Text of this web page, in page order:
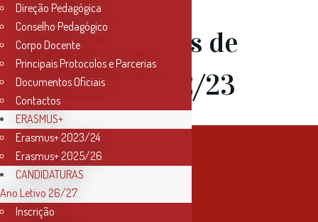
13 Out
Aulas de
Canto 2022/23
Direção Pedagógica
Conselho Pedagógico
Corpo Docente
Principais Protocolos e Parcerias
Documentos Oficiais
Contactos
ERASMUS+
Erasmus+ 2023/24
Erasmus+ 2025/26
CANDIDATURAS
Ano Letivo 26/27
Inscrição